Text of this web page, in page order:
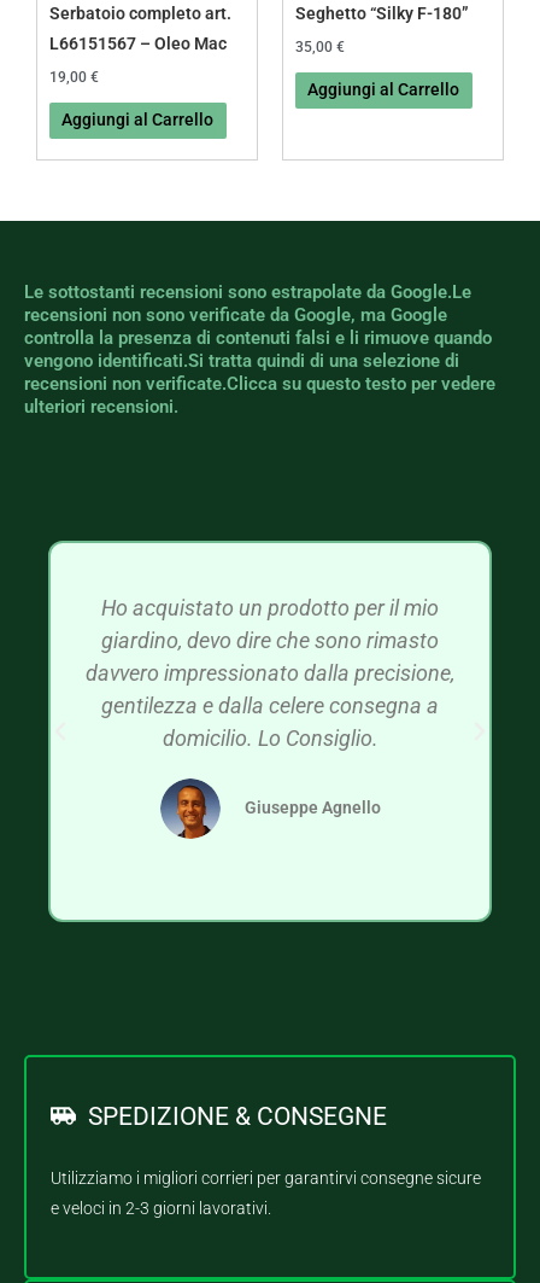
Serbatoio completo art.
L66151567 – Oleo Mac
19,00 €
Aggiungi al Carrello
Seghetto “Silky F-180”
35,00 €
Aggiungi al Carrello
Le sottostanti recensioni sono estrapolate da Google.Le
recensioni non sono verificate da Google, ma Google
controlla la presenza di contenuti falsi e li rimuove quando
vengono identificati.Si tratta quindi di una selezione di
recensioni non verificate.Clicca su questo testo per vedere
ulteriori recensioni.
Ho acquistato un prodotto per il mio
giardino, devo dire che sono rimasto
davvero impressionato dalla precisione,
gentilezza e dalla celere consegna a
domicilio. Lo Consiglio.
Giuseppe Agnello
SPEDIZIONE & CONSEGNE
Utilizziamo i migliori corrieri per garantirvi consegne sicure
e veloci in 2-3 giorni lavorativi.